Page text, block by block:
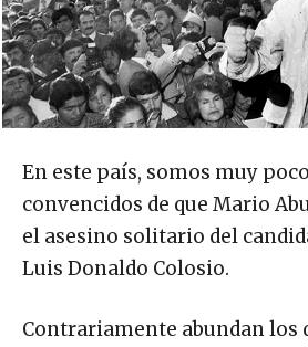
En este país, somos muy
convencidos de que Mario
el asesino solitario del
Luis Donaldo Colosio.
Contrariamente abundan los